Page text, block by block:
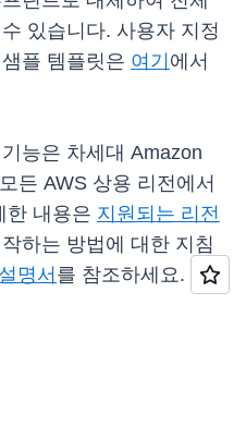
있습니다. 사용자 지정
플 템플릿은 여기 에서
능은 차세대 Amazon
든 AWS 상용 리전에서
한 내용은 지원되는 리전
하는 방법에 대한 지침
명서 를 참조하세요.